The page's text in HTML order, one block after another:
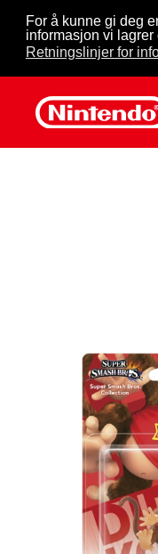
For å kunne gi deg
informasjon vi
Retningslinjer for
Skip to main